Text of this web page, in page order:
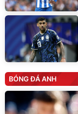
BÓNG ĐÁ ANH